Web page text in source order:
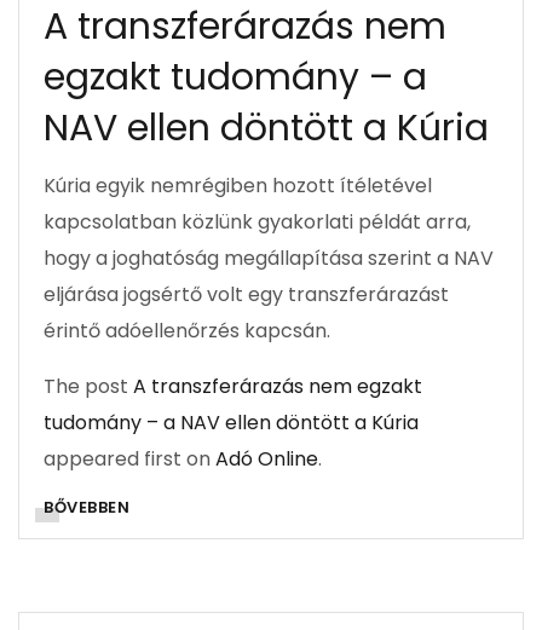
A transzferárazás nem
egzakt tudomány – a
NAV ellen döntött a Kúria
Kúria egyik nemrégiben hozott ítéletével
kapcsolatban közlünk gyakorlati példát arra,
hogy a joghatóság megállapítása szerint a NAV
eljárása jogsértő volt egy transzferárazást
érintő adóellenőrzés kapcsán.
The post A transzferárazás nem egzakt
tudomány – a NAV ellen döntött a Kúria
appeared first onAdó Online.
BŐVEBBEN